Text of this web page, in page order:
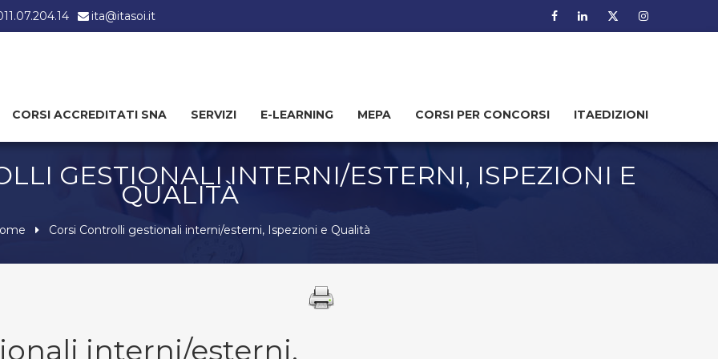
ita@itasoi.it
CORSI ACCREDITATI SNA SERVIZI E-LEARNING MEPA CORSI PER CONCORSI ITAEDIZIONI
GESTIONALI INTERNI/ESTERNI, ISPEZIONI E
QUALITÀ
Corsi Controlli gestionali interni/esterni, Ispezioni e Qualità
interni/esterni,